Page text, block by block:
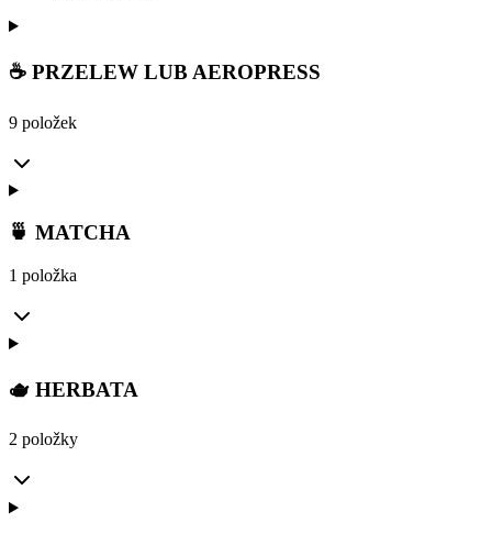
☕ PRZELEW LUB AEROPRESS
9 položek
🍵 MATCHA
1 položka
🫖 HERBATA
2 položky